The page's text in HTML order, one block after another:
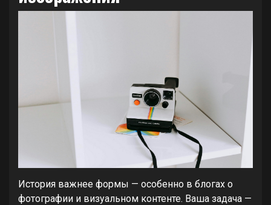
История важнее формы — особенно в блогах о
фотографии и визуальном контенте. Ваша задача —